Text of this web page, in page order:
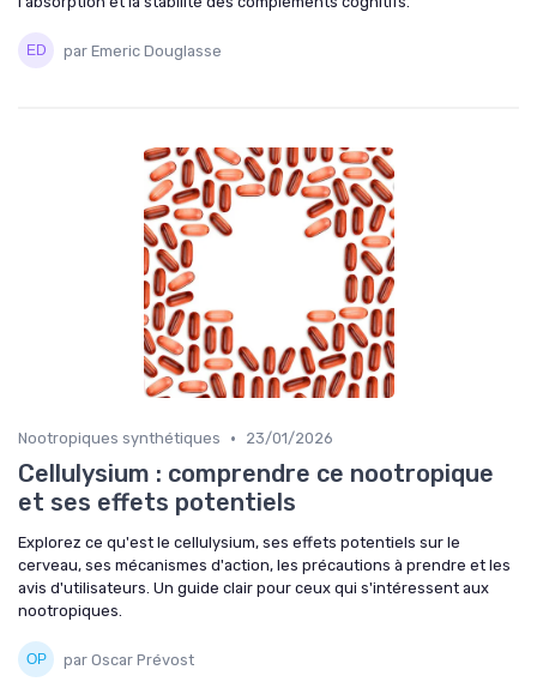
par Emeric Douglasse
Nootropiques synthétiques • 23/01/2026
Cellulysium : comprendre ce nootropique
et ses effets potentiels
Explorez ce qu'est le cellulysium, ses effets potentiels sur le
cerveau, ses mécanismes d'action, les précautions à prendre et les
avis d'utilisateurs. Un guide clair pour ceux qui s'intéressent aux
nootropiques.
par Oscar Prévost